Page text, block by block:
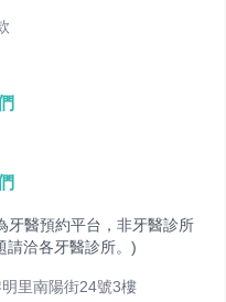
牙醫預約平台，非牙醫診所
請洽各牙醫診所。)
里南陽街24號3樓